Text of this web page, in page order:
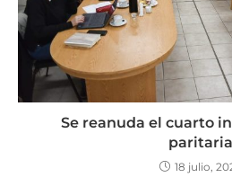
Se reanuda el cuarto
paritaria
18 julio,